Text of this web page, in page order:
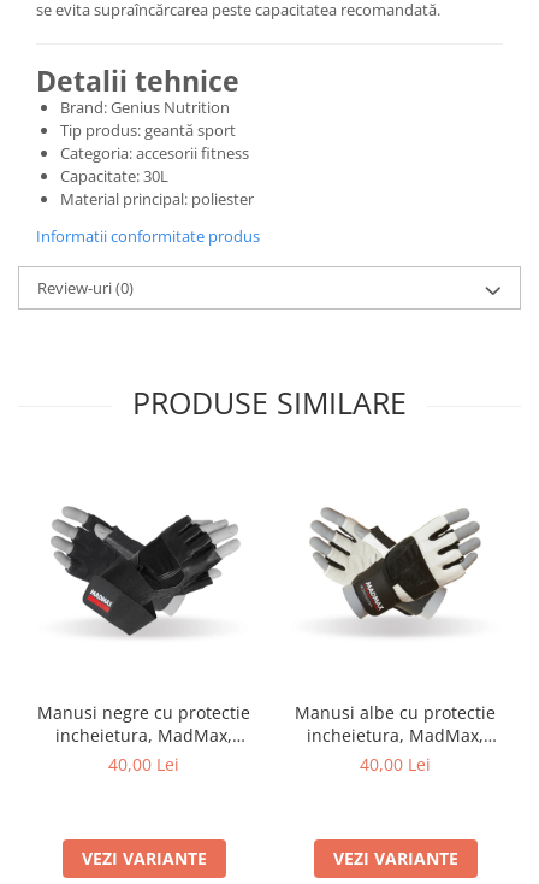
se evita supraîncărcarea peste capacitatea recomandată.
Detalii tehnice
Brand: Genius Nutrition
Tip produs: geantă sport
Categoria: accesorii fitness
Capacitate: 30L
Material principal: poliester
Informatii conformitate produs
Review-uri(0)
PRODUSE SIMILARE
Manusi negre cu protectie
incheietura, MadMax,
Professional workout
40,00 Lei
VEZI VARIANTE
Manusi albe cu protectie
incheietura, MadMax,
Professional workout
40,00 Lei
VEZI VARIANTE